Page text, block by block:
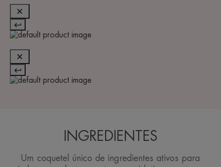
INGREDIENTES
Um coquetel único de ingredientes ativos para